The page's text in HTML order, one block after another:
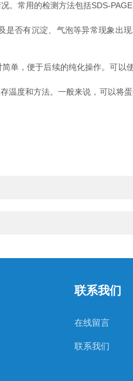
常用的检测方法包括SDS-
有沉淀、气泡等异常现象出
，便于后续的纯化操作。可以
度和方法。一般来说，可以将
联系我们
在线留言
联系我们